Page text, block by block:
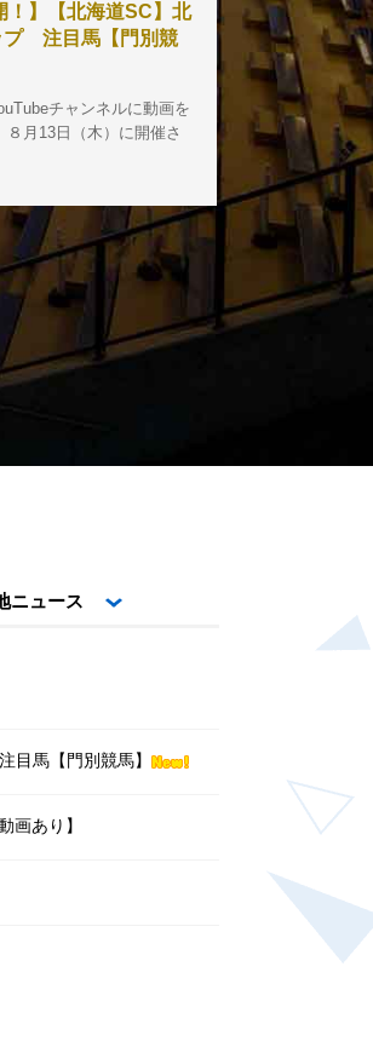
！】【北海道SC】北
プ 注目馬【門別競
チャンネルに動画を
月13日（木）に開催さ
第１３回
３〕結果
本日のメイ
サッポロク
ル賞）[ダー
ニュース
目馬【門別競馬】
画あり】